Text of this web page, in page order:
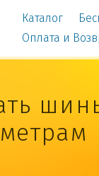
Каталог
Оплата и